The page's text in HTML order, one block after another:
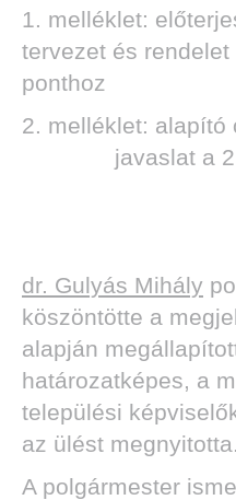
1. melléklet:
tervezet és
ponthoz
2. melléklet: alapító
javaslat a
dr. Gulyás Mihály
köszöntötte a
alapján
határozatképes, a
települési
az ülést megnyitotta.
A polgármester